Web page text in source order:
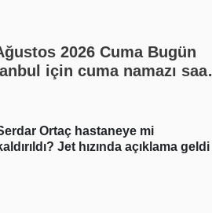
2026 Cuma Bugün
için cuma namazı saat
Ortaç hastaneye mi
Jet hızında açıklama geldi